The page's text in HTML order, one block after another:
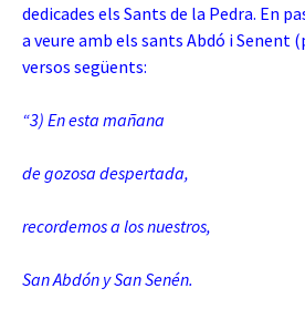
dedicades els Sants de la Pedra. En
a veure amb els sants Abdó i Senent
versos següents:
“3) En esta mañana
de gozosa despertada,
recordemos a los nuestros,
San Abdón y San Senén.